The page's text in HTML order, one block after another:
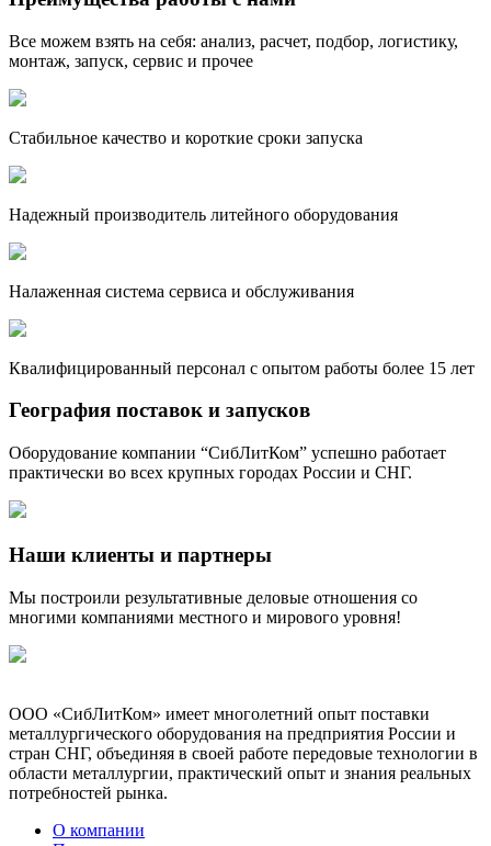
Все можем взять на себя: анализ, расчет, подбор, логистику,
монтаж, запуск, сервис и прочее
Стабильное качество и короткие сроки запуска
Надежный производитель литейного оборудования
Налаженная система сервиса и обслуживания
Квалифицированный персонал с опытом работы более 15 лет
География поставок и запусков
Оборудование компании “СибЛитКом” успешно работает
практически во всех крупных городах России и СНГ.
Наши клиенты и партнеры
Мы построили результативные деловые отношения со
многими компаниями местного и мирового уровня!
ООО «СибЛитКом» имеет многолетний опыт поставки
металлургического оборудования на предприятия России и
стран СНГ, объединяя в своей работе передовые технологии в
области металлургии, практический опыт и знания реальных
потребностей рынка.
О компании